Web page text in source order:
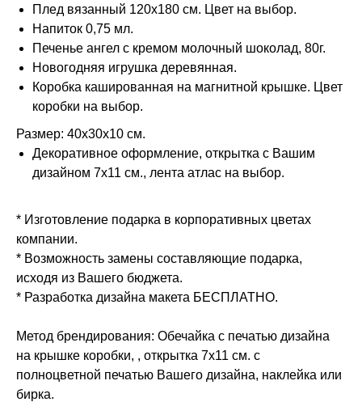
Плед вязанный 120х180 см. Цвет на выбор.
Напиток 0,75 мл.
Печенье ангел с кремом молочный шоколад, 80г.
Новогодняя игрушка деревянная.
Коробка кашированная на магнитной крышке. Цвет
коробки на выбор.
Размер: 40х30х10 см.
Декоративное оформление, открытка с Вашим
дизайном 7х11 см., лента атлас на выбор.
* Изготовление подарка в корпоративных цветах
компании.
* Возможность замены составляющие подарка,
исходя из Вашего бюджета.
* Разработка дизайна макета БЕСПЛАТНО.
Метод брендирования: Обечайка с печатью дизайна
на крышке коробки, , открытка 7х11 см. с
полноцветной печатью Вашего дизайна, наклейка или
бирка.